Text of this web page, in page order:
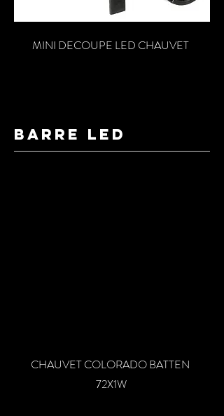
MINI DECOUPE LED CHAUVET
BARRE LED
CHAUVET COLORADO BATTEN
72X1W